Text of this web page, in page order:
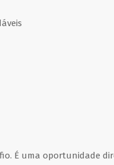
É uma oportunidade